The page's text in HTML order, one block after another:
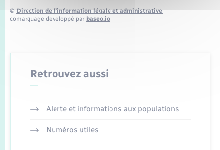
© Direction de l’information légale et administrative
comarquage developpé par baseo.io
Retrouvez aussi
Alerte et informations aux populations
Numéros utiles